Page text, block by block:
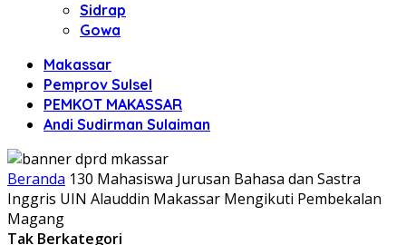
Sidrap
Gowa
Makassar
Pemprov Sulsel
PEMKOT MAKASSAR
Andi Sudirman Sulaiman
Beranda 130 Mahasiswa Jurusan Bahasa dan Sastra
Inggris UIN Alauddin Makassar Mengikuti Pembekalan
Magang
Tak Berkategori